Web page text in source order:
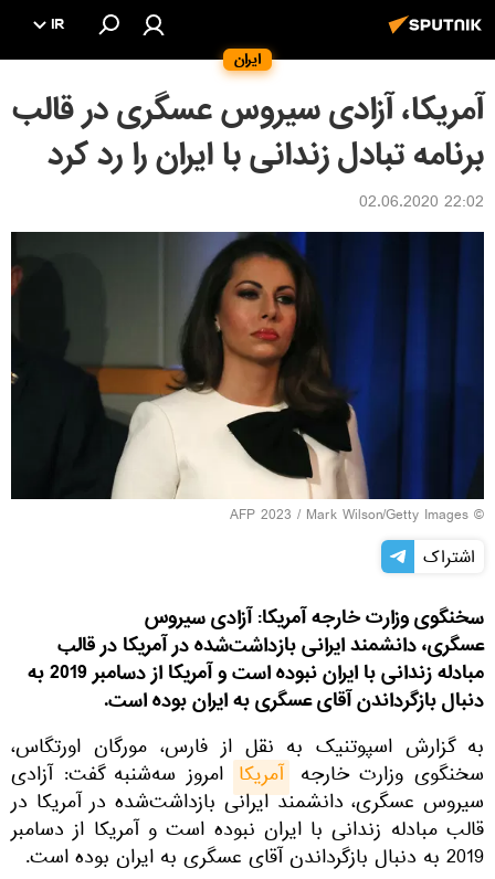
ایران
IR
آمریکا، آزادی سیروس عسگری در قالب
برنامه تبادل زندانی با ایران را رد کرد
22:02 02.06.2020
© AFP 2023 / Mark Wilson/Getty Images
اشتراک
سخنگوی وزارت خارجه آمریکا: آزادی سیروس
عسگری، دانشمند ایرانی بازداشت‌شده در آمریکا در قالب
مبادله زندانی با ایران نبوده است و آمریکا از دسامبر 2019 به
دنبال بازگرداندن آقای عسگری به ایران بوده است.
به گزارش اسپوتنیک به نقل از فارس، مورگان اورتگاس،
سخنگوی وزارت خارجه آمریکا امروز سه‌شنبه گفت: آزادی
سیروس عسگری، دانشمند ایرانی بازداشت‌شده در آمریکا در
قالب مبادله زندانی با ایران نبوده است و آمریکا از دسامبر
2019 به دنبال بازگرداندن آقای عسگری به ایران بوده است.